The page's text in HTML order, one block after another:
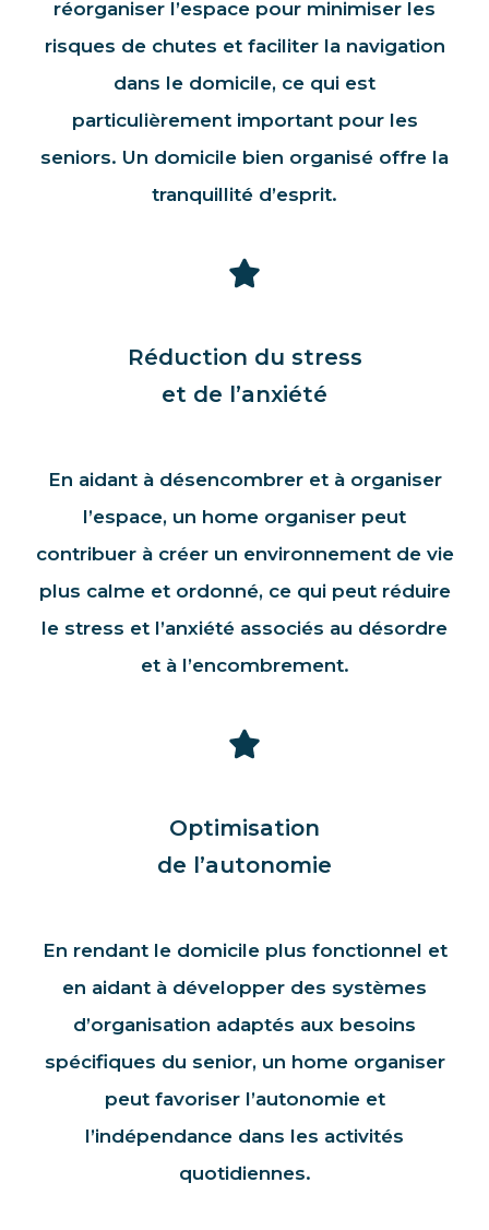
réorganiser l’espace pour minimiser les
risques de chutes et faciliter la navigation
dans le domicile, ce qui est
particulièrement important pour les
seniors. Un domicile bien organisé offre la
tranquillité d’esprit.
Réduction du stress
et de l’anxiété
En aidant à désencombrer et à organiser
l’espace, un home organiser peut
contribuer à créer un environnement de vie
plus calme et ordonné, ce qui peut réduire
le stress et l’anxiété associés au désordre
et à l’encombrement.
Optimisation
de l’autonomie
En rendant le domicile plus fonctionnel et
en aidant à développer des systèmes
d’organisation adaptés aux besoins
spécifiques du senior, un home organiser
peut favoriser l’autonomie et
l’indépendance dans les activités
quotidiennes.